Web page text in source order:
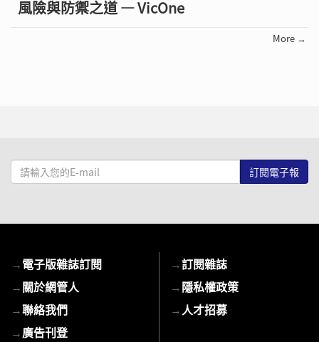
風險與防禦之道 — VicOne
More →
請
輸
mail
→電子版雜誌訂閱
→關於網管人
→聯絡我們
→廣告刊登
→訂閱雜誌
→隱私權政策
→人才招募